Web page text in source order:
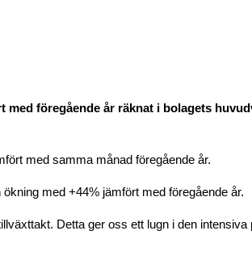
föregående år räknat i bolagets
med samma månad föregående år.
med +44% jämfört med föregående år.
Detta ger oss ett lugn i den